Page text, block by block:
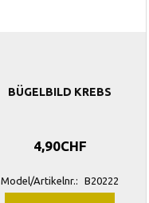
BÜGELBILD KREBS
4,90CHF
Model/Artikelnr.: B20222